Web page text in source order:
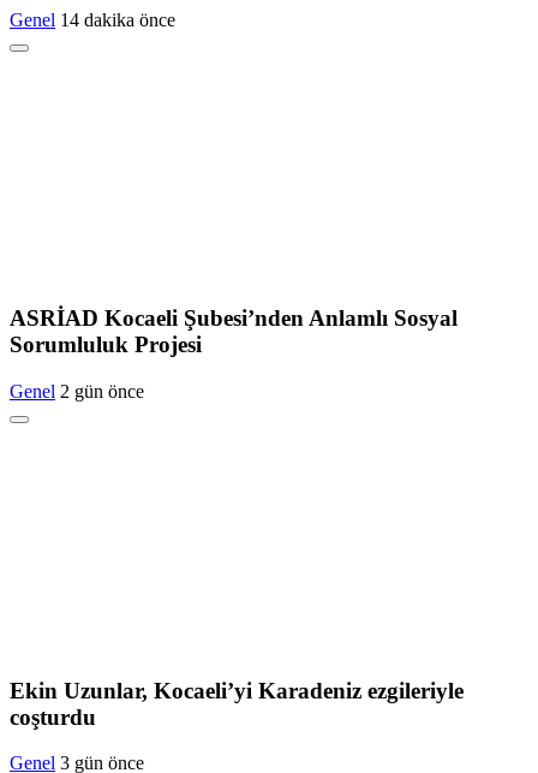
Genel 14 dakika önce
ASRİAD Kocaeli Şubesi’nden Anlamlı Sosyal
Sorumluluk Projesi
Genel 2 gün önce
Ekin Uzunlar, Kocaeli’yi Karadeniz ezgileriyle
coşturdu
Genel 3 gün önce